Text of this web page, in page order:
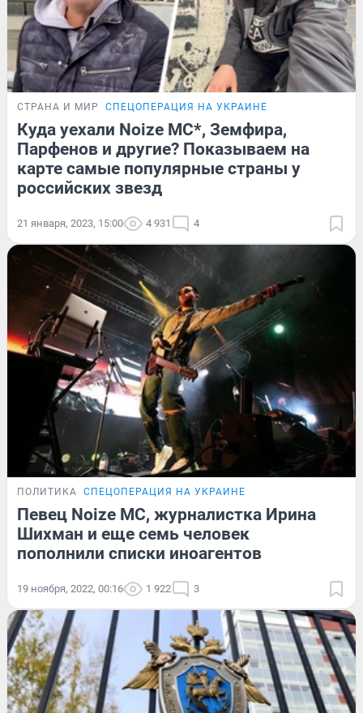
СТРАНА И МИР СПЕЦОПЕРАЦИЯ НА УКРАИНЕ
Куда уехали Noize MC*, Земфира,
Парфенов и другие? Показываем на
карте самые популярные страны у
российских звезд
21 января, 2023, 15:00 4 931 4
ПОЛИТИКА СПЕЦОПЕРАЦИЯ НА УКРАИНЕ
Певец Noize MC, журналистка Ирина
Шихман и еще семь человек
пополнили списки иноагентов
19 ноября, 2022, 00:16 1 922 3